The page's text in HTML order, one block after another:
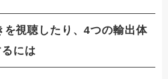
を視聴したり、4つの輸出体
には